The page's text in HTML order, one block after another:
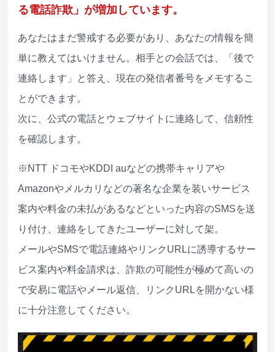
る電話詐欺」が増加しています。
あなたはまだ警戒する必要があり、あなたの情報を簡
単に教えてはいけません。相手との会話では、「後で
連絡します」と答え、現在の発信者番号をメモするこ
とができます。
次に、公式の電話とウェブサイトに連絡して、信頼性
を確認します。
※NTT ドコモやKDDI auなどの携帯キャリアや
Amazonやメルカリなどの著名な企業を装いサービス
案内や料金の未払があるなどといった内容のSMSを送
り付け、連絡をしてきたユーザーに対して架。
メールやSMSで電話連絡やリンクURLに誘導するサー
ビス案内や料金請求は、詐欺の可能性が極めて高いの
で安易に電話やメール返信、リンクURLを開かない様
に十分注意してください。